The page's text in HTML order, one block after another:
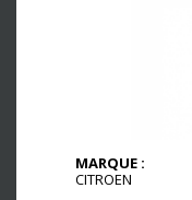
MARQUE :
CITROEN